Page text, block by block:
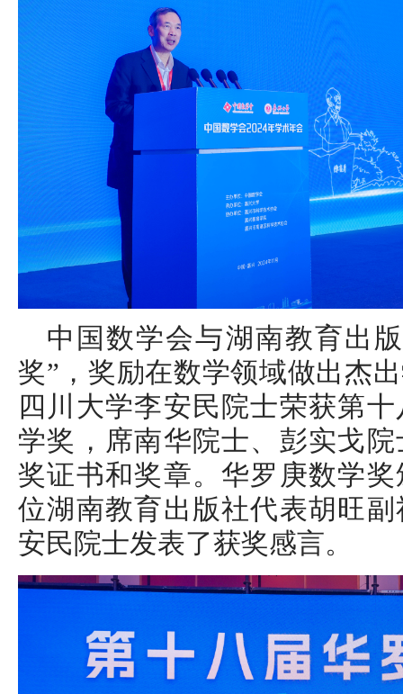
中国数学会与湖南教育出
奖”，奖励在数学领域做出杰
四川大学李安民院士荣获第
学奖，席南华院士、彭实戈
奖证书和奖章。华罗庚数学
位湖南教育出版社代表胡旺
安民院士发表了获奖感言。